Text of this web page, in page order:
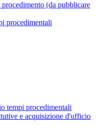
(da pubblicare
procedimentali
tempi procedimentali
e acquisizione d'ufficio